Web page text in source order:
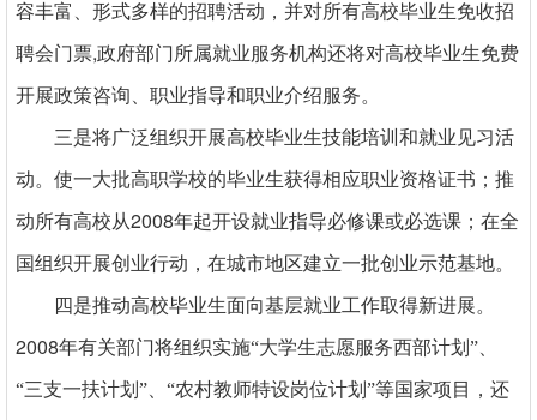
容丰富、形式多样的招聘活动，并对所有高校毕业生免收招
聘会门票,政府部门所属就业服务机构还将对高校毕业生免费
开展政策咨询、职业指导和职业介绍服务。
三是将广泛组织开展高校毕业生技能培训和就业见习活
动。使一大批高职学校的毕业生获得相应职业资格证书；推
动所有高校从2008年起开设就业指导必修课或必选课；在全
国组织开展创业行动，在城市地区建立一批创业示范基地。
四是推动高校毕业生面向基层就业工作取得新进展。
2008年有关部门将组织实施“大学生志愿服务西部计划”、
“三支一扶计划”、“农村教师特设岗位计划”等国家项目，还